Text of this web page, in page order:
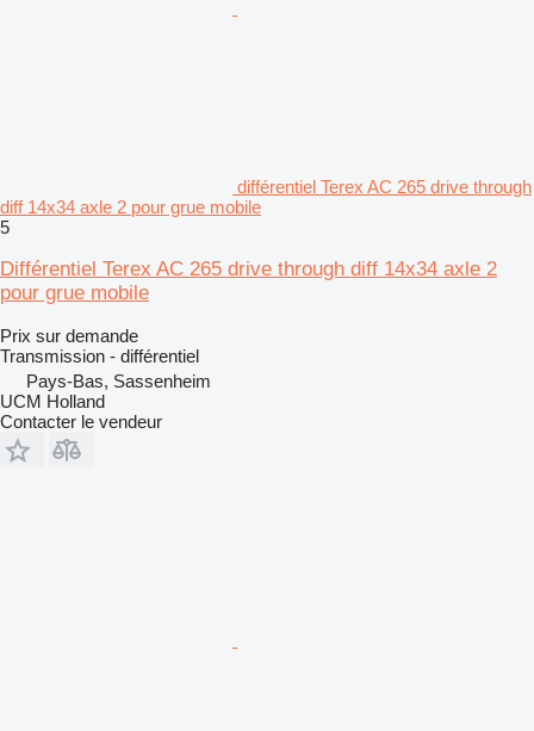
différentiel Terex AC 265 drive through
diff 14x34 axle 2 pour grue mobile
5
Différentiel Terex AC 265 drive through diff 14x34 axle 2
pour grue mobile
Prix sur demande
Transmission - différentiel
Pays-Bas, Sassenheim
UCM Holland
Contacter le vendeur